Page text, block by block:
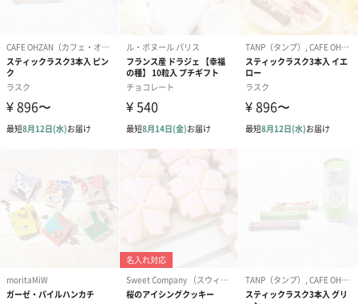
※カードのデザインは一部変更する場合があります。
結婚祝い（御結婚御
祝）（110円）
出産祝い（御出産御
祝）（110円）
結婚祝いちょい足しギフト
結婚祝いギフトへの＋αにおすすめです。新生活を彩るギフトオプ
ションをご用意いたしました。